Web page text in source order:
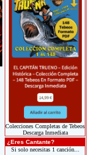
Colecciones Completas de Tebeos
Descarga Inmediata
¿Eres Cantante?
Si solo necesitas 1 canción...